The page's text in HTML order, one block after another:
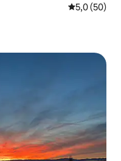
prosječna
5,0 (50)